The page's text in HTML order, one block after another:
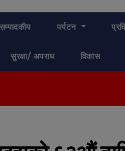
सम्पादकीय पर्यटन
सुरक्षा/ अपराध विकास